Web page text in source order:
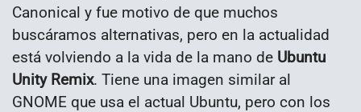
Canonical y fue motivo de que muchos
buscáramos alternativas, pero en la actualidad
está volviendo a la vida de la mano de Ubuntu
Unity Remix. Tiene una imagen similar al
GNOME que usa el actual Ubuntu, pero con los